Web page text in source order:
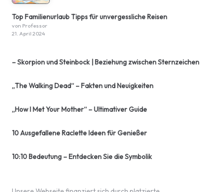
Top Familienurlaub Tipps für unvergessliche Reisen
von Professor
21. April 2024
– Skorpion und Steinbock | Beziehung zwischen Sternzeichen
„The Walking Dead“ – Fakten und Neuigkeiten
„How I Met Your Mother“ – Ultimativer Guide
10 Ausgefallene Raclette Ideen für Genießer
10:10 Bedeutung – Entdecken Sie die Symbolik